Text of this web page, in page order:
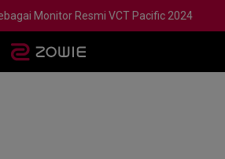
Monitor Resmi VCT Pacific 2024